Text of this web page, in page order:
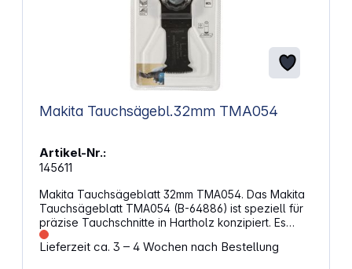
Makita Tauchsägebl.32mm TMA054
Artikel-Nr.:
145611
Makita Tauchsägeblatt 32mm TMA054. Das Makita
Tauchsägeblatt TMA054 (B-64886) ist speziell für
präzise Tauchschnitte in Hartholz konzipiert. Es
verfügt über eine Breite von 32 mm und eine
Arbeitslänge von 50 mm, mit einer Starlock-
Lieferzeit ca. 3 – 4 Wochen nach Bestellung